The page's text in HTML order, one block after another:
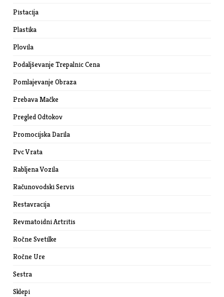
Pistacija
Plastika
Plovila
Podaljševanje Trepalnic Cena
Pomlajevanje Obraza
Prebava Mačke
Pregled Odtokov
Promocijska Darila
Pvc Vrata
Rabljena Vozila
Računovodski Servis
Restavracija
Revmatoidni Artritis
Ročne Svetilke
Ročne Ure
Sestra
Sklepi